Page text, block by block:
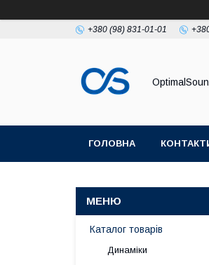
+380 (98) 831-01-01
ГОЛОВНА
Каталог товарів
Динаміки